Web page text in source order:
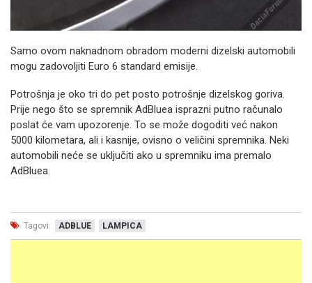
Samo ovom naknadnom obradom moderni dizelski automobili
mogu zadovoljiti Euro 6 standard emisije.
Potrošnja je oko tri do pet posto potrošnje dizelskog goriva.
Prije nego što se spremnik AdBluea isprazni putno računalo
poslat će vam upozorenje. To se može dogoditi već nakon
5000 kilometara, ali i kasnije, ovisno o veličini spremnika. Neki
automobili neće se uključiti ako u spremniku ima premalo
AdBluea.
Tagovi: ADBLUE LAMPICA